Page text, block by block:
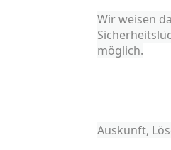
Wir weisen
möglich.
Auskunft,